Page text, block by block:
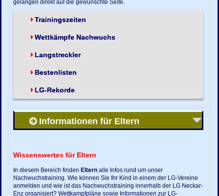
gelangen direkt auf die gewünschte Seite.
Trainingszeiten
Wettkämpfe Nachwuchs
Langstreckler
Bestenlisten
LG-Rekorde
Informationen für Eltern
Wissenswertes für Eltern
In diesem Bereich finden Eltern alle Infos rund um unser
Nachwuchstraining. Wie können Sie Ihr Kind in einem der LG-Vereine
anmelden und wie ist das Nachwuchstraining innerhalb der LG Neckar-
Enz organisiert? Wettkampfpläne sowie Informationen zur LG-